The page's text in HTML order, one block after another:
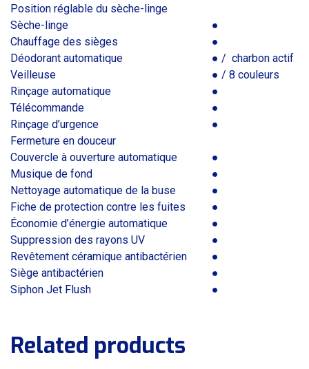
Position réglable du sèche-linge
Sèche-linge
●
Chauffage des sièges
●
Déodorant automatique
● / charbon actif
Veilleuse
● / 8 couleurs
Rinçage automatique
●
Télécommande
●
Rinçage d’urgence
●
Fermeture en douceur
Couvercle à ouverture automatique
●
Musique de fond
●
Nettoyage automatique de la buse
●
Fiche de protection contre les fuites
●
Économie d’énergie automatique
●
Suppression des rayons UV
●
Revêtement céramique antibactérien
●
Siège antibactérien
●
Siphon Jet Flush
●
Related products